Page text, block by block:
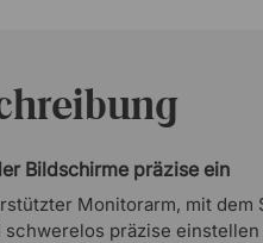
Bildschirme präzise ein
Monitorarm, mit dem
präzise